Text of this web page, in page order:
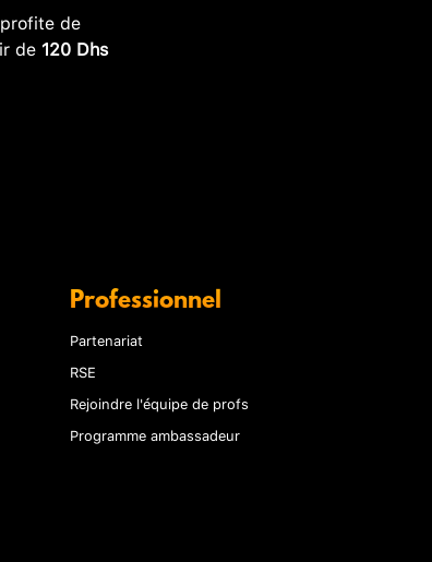
de
de 120 Dhs
Professionnel
Partenariat
RSE
Rejoindre l'équipe de profs
Programme ambassadeur